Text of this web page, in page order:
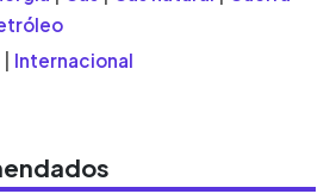
Internacional